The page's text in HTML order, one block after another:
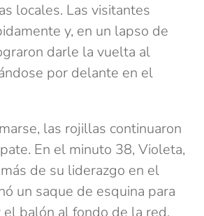
locales. Las visitantes
y, en un lapso de
darle la vuelta al
por delante en el
las rojillas continuaron
En el minuto 38, Violeta,
de su liderazgo en el
un saque de esquina para